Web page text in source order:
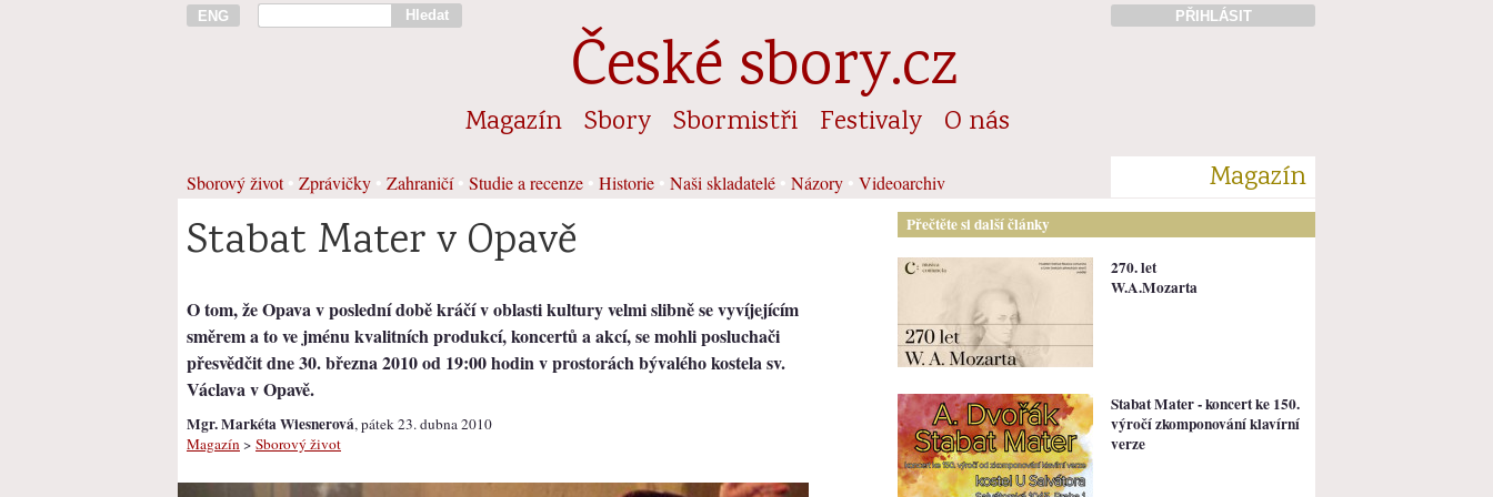
ENG Hledat PŘIHLÁSIT
České sbory.cz
Magazín Sbory Sbormistři Festivaly O nás
Sborový život• Zprávičky Zahraničí• Studie a recenze Historie Naši skladatelé Názory Videoarchiv Magazín
Stabat Mater v Opavě
O tom, že Opava v poslední době kráčí v oblasti kultury velmi slibně se vyvíjejícím
směrem a to ve jménu kvalitních produkcí, koncertů a akcí, se mohli posluchači
přesvědčit dne 30. března 2010 od 19:00 hodin v prostorách bývalého kostela sv.
Václava v Opavě.
Mgr. Markéta Wiesnerová, pátek 23. dubna 2010
Magazín > Sborový život
Přečtěte si další články
270. let
W.A.Mozarta
Stabat Mater - koncert ke 150.
výročí zkomponování klavírní
verze